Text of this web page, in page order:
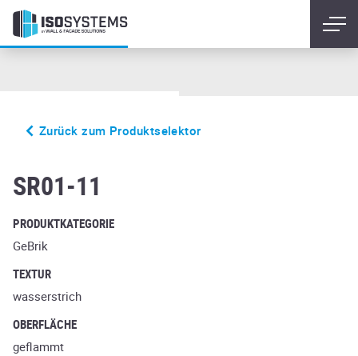
Zurück zum Produktselektor
SR01-11
PRODUKTKATEGORIE
GeBrik
TEXTUR
wasserstrich
OBERFLÄCHE
geflammt